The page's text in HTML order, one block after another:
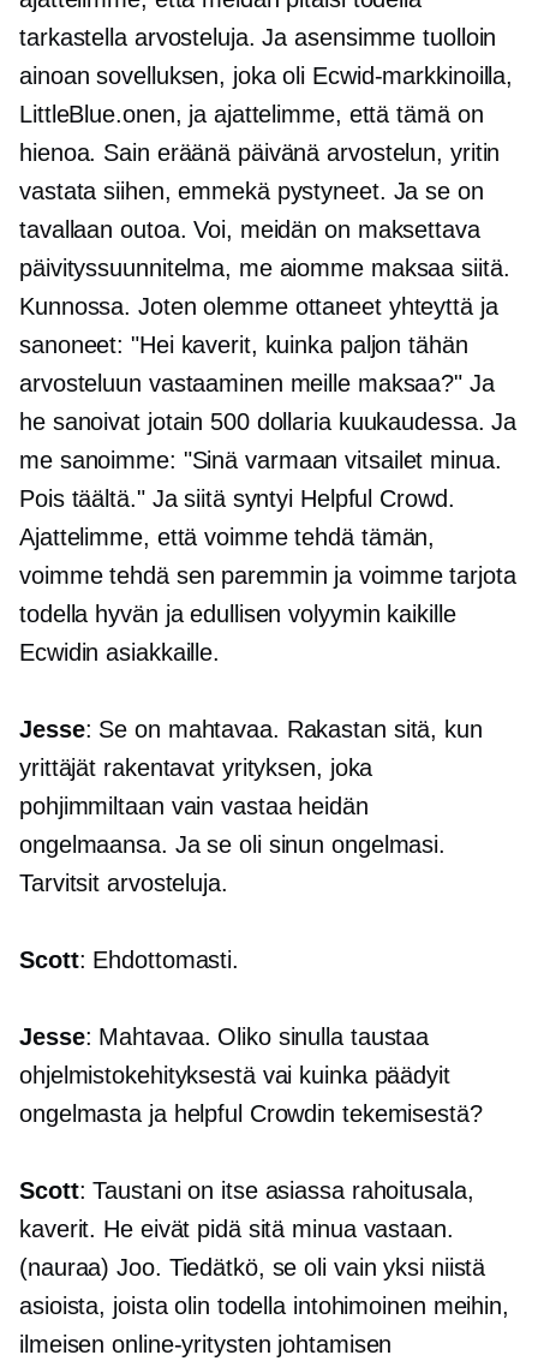
tarkastella arvosteluja. Ja asensimme tuolloin
ainoan sovelluksen, joka oli Ecwid-markkinoilla,
LittleBlue.onen, ja ajattelimme, että tämä on
hienoa. Sain eräänä päivänä arvostelun, yritin
vastata siihen, emmekä pystyneet. Ja se on
tavallaan outoa. Voi, meidän on maksettava
päivityssuunnitelma, me aiomme maksaa siitä.
Kunnossa. Joten olemme ottaneet yhteyttä ja
sanoneet: "Hei kaverit, kuinka paljon tähän
arvosteluun vastaaminen meille maksaa?" Ja
he sanoivat jotain 500 dollaria kuukaudessa. Ja
me sanoimme: "Sinä varmaan vitsailet minua.
Pois täältä." Ja siitä syntyi Helpful Crowd.
Ajattelimme, että voimme tehdä tämän,
voimme tehdä sen paremmin ja voimme tarjota
todella hyvän ja edullisen volyymin kaikille
Ecwidin asiakkaille.
Jesse: Se on mahtavaa. Rakastan sitä, kun
yrittäjät rakentavat yrityksen, joka
pohjimmiltaan vain vastaa heidän
ongelmaansa. Ja se oli sinun ongelmasi.
Tarvitsit arvosteluja.
Scott: Ehdottomasti.
Jesse: Mahtavaa. Oliko sinulla taustaa
ohjelmistokehityksestä vai kuinka päädyit
ongelmasta ja helpful Crowdin tekemisestä?
Scott: Taustani on itse asiassa rahoitusala,
kaverit. He eivät pidä sitä minua vastaan.
(nauraa) Joo. Tiedätkö, se oli vain yksi niistä
asioista, joista olin todella intohimoinen meihin,
ilmeisen online-yritysten johtamisen